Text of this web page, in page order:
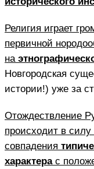
Религия играет
первичной
на
Новгородская
истории!) уже за
Отождествление
происходит в силу
совпадения
характерас